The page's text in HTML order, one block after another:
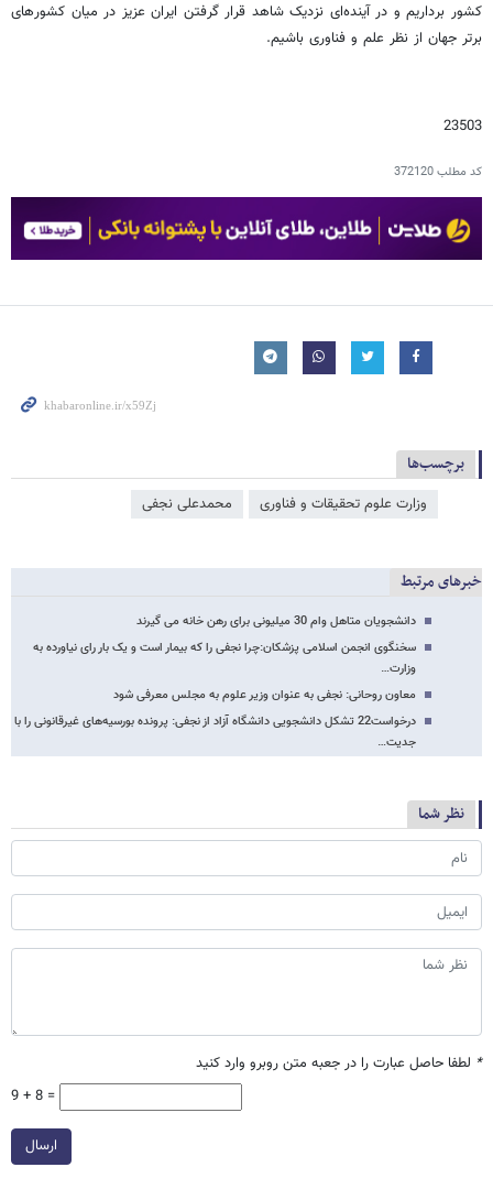
کشور برداریم و در آینده‌ای نزدیک شاهد قرار گرفتن ایران عزیز در میان کشور‌های
برتر جهان از نظر علم و فناوری باشیم.
23503
کد مطلب372120
برچسب‌ها
وزارت علوم تحقیقات و فناوری محمدعلی نجفی
خبرهای مرتبط
دانشجویان متاهل وام 30 میلیونی برای رهن خانه می گیرند
سخنگوی انجمن اسلامی پزشکان:چرا نجفی را که بیمار است و یک بار رای نیاورده به
وزارت…
معاون روحانی: نجفی به عنوان وزیر علوم به مجلس معرفی شود
درخواست22 تشکل دانشجویی دانشگاه آزاد از نجفی: پرونده بورسیه‌های غیرقانونی را با
جدیت…
نظر شما
* لطفا حاصل عبارت را در جعبه متن روبرو وارد کنید
9 + 8 =
ارسال